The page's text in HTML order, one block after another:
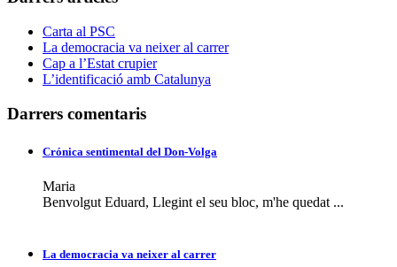
Carta al PSC
La democracia va neixer al carrer
Cap a l’Estat crupier
L’identificació amb Catalunya
Darrers comentaris
Crónica sentimental del Don-Volga
Maria
Benvolgut Eduard, Llegint el seu bloc, m'he quedat ...
La democracia va neixer al carrer